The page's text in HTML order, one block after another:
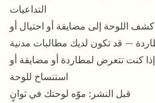
التداعيات
اللوحة إلى مضايقة أو احتيال أو
— قد تكون لديك مطالبات مدنية
إذا كنت تتعرض لمطاردة أو مضايقة أو
استنساخ للوحة
قبل النشر: موّه لوحتك في ثوانٍ